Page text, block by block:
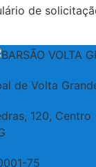
de
de Volta
120,
75